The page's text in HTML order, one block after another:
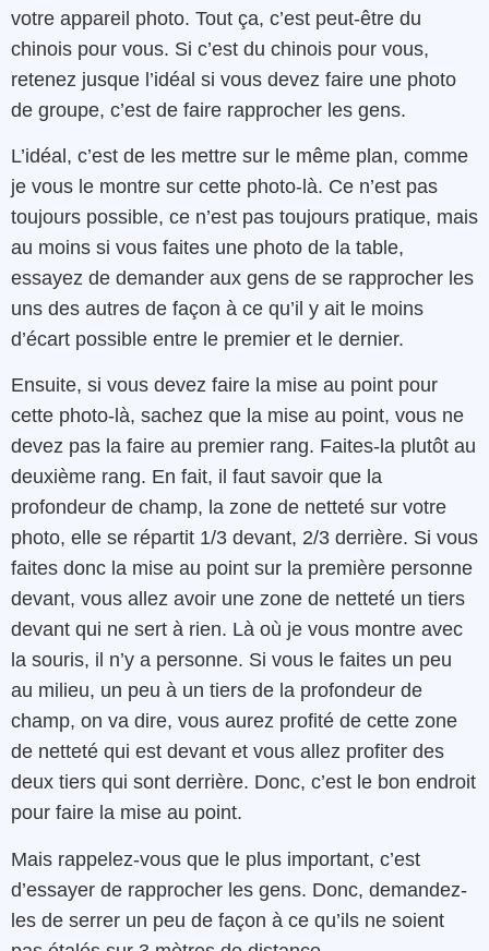
votre appareil photo. Tout ça, c’est peut-être du
chinois pour vous. Si c’est du chinois pour vous,
retenez jusque l’idéal si vous devez faire une photo
de groupe, c’est de faire rapprocher les gens.
L’idéal, c’est de les mettre sur le même plan, comme
je vous le montre sur cette photo-là. Ce n’est pas
toujours possible, ce n’est pas toujours pratique, mais
au moins si vous faites une photo de la table,
essayez de demander aux gens de se rapprocher les
uns des autres de façon à ce qu’il y ait le moins
d’écart possible entre le premier et le dernier.
Ensuite, si vous devez faire la mise au point pour
cette photo-là, sachez que la mise au point, vous ne
devez pas la faire au premier rang. Faites-la plutôt au
deuxième rang. En fait, il faut savoir que la
profondeur de champ, la zone de netteté sur votre
photo, elle se répartit 1/3 devant, 2/3 derrière. Si vous
faites donc la mise au point sur la première personne
devant, vous allez avoir une zone de netteté un tiers
devant qui ne sert à rien. Là où je vous montre avec
la souris, il n’y a personne. Si vous le faites un peu
au milieu, un peu à un tiers de la profondeur de
champ, on va dire, vous aurez profité de cette zone
de netteté qui est devant et vous allez profiter des
deux tiers qui sont derrière. Donc, c’est le bon endroit
pour faire la mise au point.
Mais rappelez-vous que le plus important, c’est
d’essayer de rapprocher les gens. Donc, demandez-
les de serrer un peu de façon à ce qu’ils ne soient